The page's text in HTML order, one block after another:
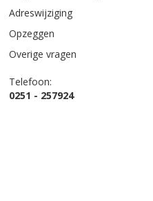
Adreswijziging
Opzeggen
Overige vragen
Telefoon:
0251 - 257924